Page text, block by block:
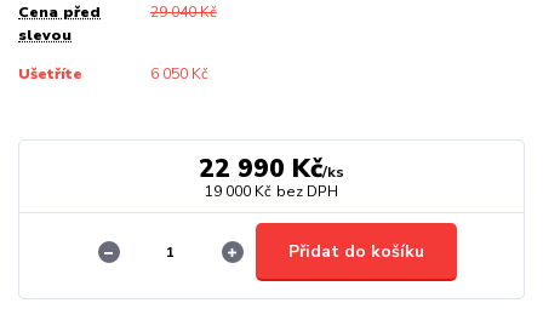
Cena před
slevou
29 040 Kč
Ušetříte 6 050 Kč
22 990 Kč/ks
19 000 Kč bez DPH
Přidat do košíku